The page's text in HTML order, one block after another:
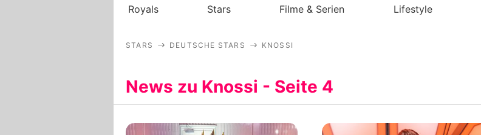
Royals Stars Filme & Serien Lifestyle
STARS DEUTSCHE STARS KNOSSI
News zu Knossi - Seite 4